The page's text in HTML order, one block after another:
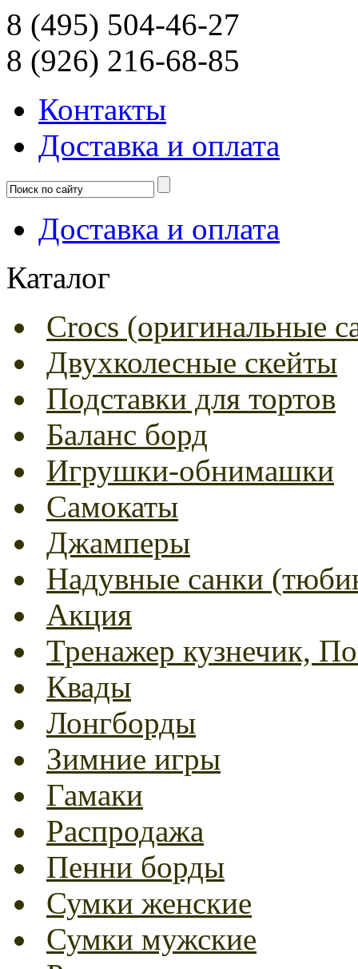
8 (495) 504-46-27
8 (926) 216-68-85
Контакты
Доcтавка и оплата
Доcтавка и оплата
Каталог
Crocs (оригинальные
Двухколесные скейты
Подставки для тортов
Баланс борд
Игрушки-обнимашки
Самокаты
Джамперы
Надувные санки
Акция
Тренажер кузнечик,
Квады
Лонгборды
Зимние игры
Гамаки
Распродажа
Пенни борды
Сумки женские
Сумки мужские